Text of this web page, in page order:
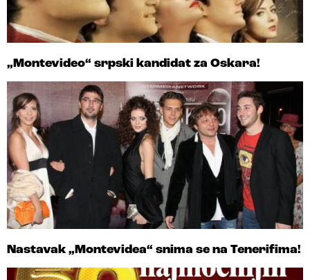
„Montevideo“ srpski kandidat za Oskara!
Nastavak „Montevidea“ snima se na Tenerifima!